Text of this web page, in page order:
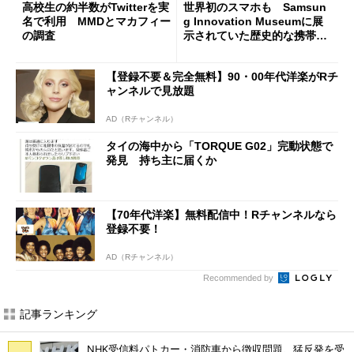
高校生の約半数がTwitterを実
名で利用 MMDとマカフィー
の調査
世界初のスマホも Samsun
g Innovation Museumに展
示されていた歴史的な携帯電
【登録不要＆完全無料】90・00年代洋楽がRチ
ャンネルで見放題
AD（Rチャンネル）
タイの海中から「TORQUE G02」完動状態で
発見 持ち主に届くか
【70年代洋楽】無料配信中！Rチャンネルなら
登録不要！
AD（Rチャンネル）
Recommended by
記事ランキング
NHK受信料パトカー・消防車から徴収問題、猛反発を受